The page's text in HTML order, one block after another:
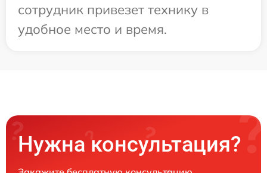
сотрудник привезет технику в
удобное место и время.
Нужна консультация?